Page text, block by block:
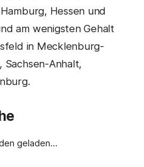
Hessen und
am wenigsten Gehalt
in Mecklenburg-
Sachsen-Anhalt,
geladen…